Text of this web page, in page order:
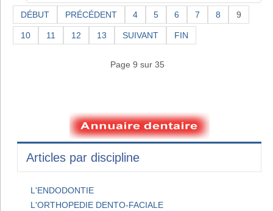
DÉBUT PRÉCÉDENT 4 5 6 7 8 9
10 11 12 13 SUIVANT FIN
Page 9 sur 35
Articles par discipline
L'ENDODONTIE
L'ORTHOPEDIE DENTO-FACIALE